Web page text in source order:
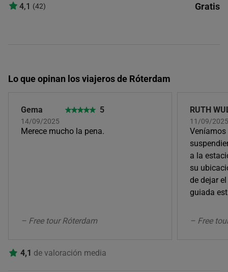
4,1 (42) Gratis
Lo que opinan los viajeros de Róterdam
Gema
14/09/2025
5
Merece mucho la pena.
– Free tour Róterdam
RUTH
11/09/2025
Veníamos
a la
su
de dejar
guiada
– Free
4,1 de valoración media